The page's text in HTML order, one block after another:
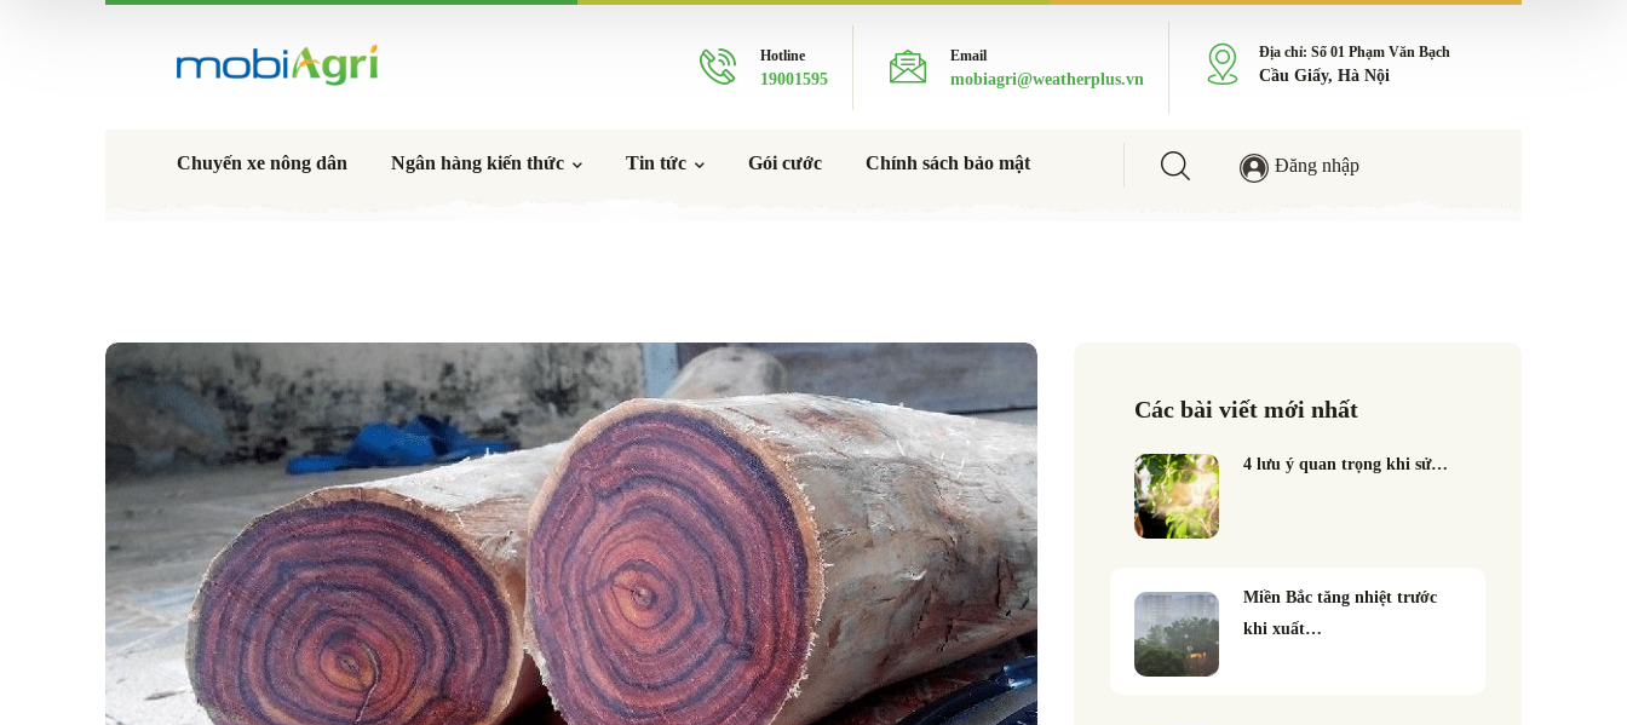
Hotline
19001595
Email
mobiagri@weatherplus.vn
Địa chỉ: Số 01 Phạm Văn Bạch
Cầu Giấy, Hà Nội
Chuyến xe nông dân Ngân hàng kiến thức Tin tức Gói cước Chính sách bảo mật Đăng nhập
Các bài viết mới nhất
4 lưu ý quan trọng khi sử…
Miền Bắc tăng nhiệt trước
khi xuất…